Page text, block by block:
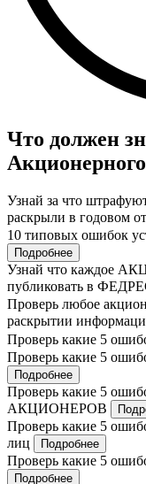
Что должен
Узнай за что
раскрыли в годовом
10 типовых ошибок
Подробнее
Узнай что каждое
публиковать в
Проверь любое
раскрытии
Проверь какие 5
Проверь какие 5
Подробнее
Проверь какие 5
АКЦИОНЕРОВ
Проверь какие 5
лиц
Подробнее
Проверь какие 5
Подробнее